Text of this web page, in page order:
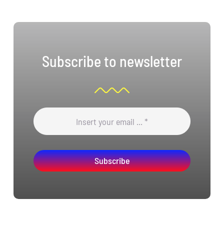
Subscribe to newsletter
Subscribe